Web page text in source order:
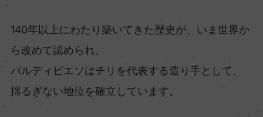
140年以上にわたり築いてきた歴史が、いま世界か
ら改めて認められ、
バルディビエソはチリを代表する造り手として、
揺るぎない地位を確立しています。